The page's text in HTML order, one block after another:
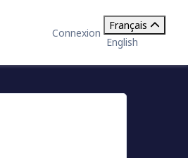
Connexion
Français
English